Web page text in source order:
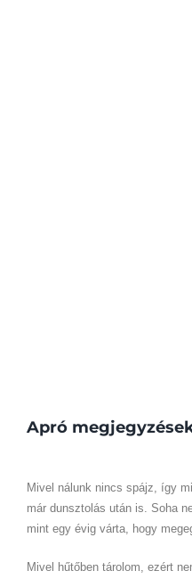
Apró
Mivel nálunk nincs spájz, így
már dunsztolás után is. Soha
mint egy évig várta, hogy
Mivel hűtőben tárolom, ezért